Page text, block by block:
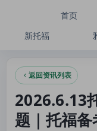
首页
新托福
返回资讯列表
2026.6.13
题｜托福